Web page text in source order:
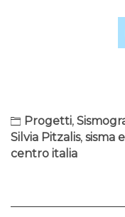
Progetti,
Silvia Pitzalis, sisma
centro italia